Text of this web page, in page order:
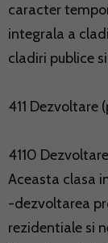
caracter
integrala a
cladiri publice
411 Dezvoltare
4110
Aceasta clasa
-dezvoltarea
rezidentiale si